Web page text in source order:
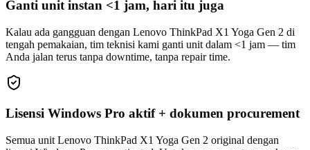
Ganti unit instan <1 jam, hari itu juga
Kalau ada gangguan dengan Lenovo ThinkPad X1 Yoga Gen 2 di
tengah pemakaian, tim teknisi kami ganti unit dalam <1 jam — tim
Anda jalan terus tanpa downtime, tanpa repair time.
Lisensi Windows Pro aktif + dokumen procurement
Semua unit Lenovo ThinkPad X1 Yoga Gen 2 original dengan